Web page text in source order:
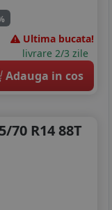
Ultima bucata!
livrare 2/3 zile
Adauga in cos
70 R14 88T